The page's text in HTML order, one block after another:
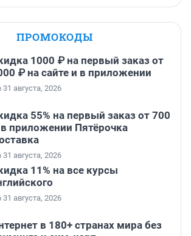
ПРОМОКОДЫ
1000 ₽ на первый заказ от
₽ на сайте и в приложении
августа, 2026
55% на первый заказ от 700
приложении Пятёрочка
августа, 2026
11% на все курсы
августа, 2026
в 180+ странах мира без